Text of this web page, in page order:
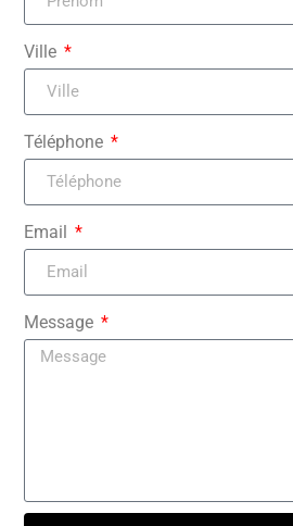
Ville
Téléphone
Email
Message